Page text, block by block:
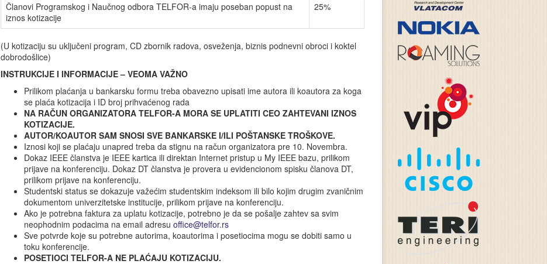
Članovi Programskog i Naučnog odbora TELFOR-a imaju poseban popust na
iznos kotizacije
25%
(U kotizaciju su uključeni program, CD zbornik radova, osveženja, biznis podnevni obroci i koktel
dobrodošlice)
INSTRUKCIJE I INFORMACIJE – VEOMA VAŽNO
Prilikom plaćanja u bankarsku formu treba obavezno upisati ime autora ili koautora za koga
se plaća kotizacija i ID broj prihvaćenog rada
NA RAČUN ORGANIZATORA TELFOR-A MORA SE UPLATITI CEO ZAHTEVANI IZNOS
KOTIZACIJE.
AUTOR/KOAUTOR SAM SNOSI SVE BANKARSKE I/ILI POŠTANSKE TROŠKOVE.
Iznosi koji se plaćaju unapred treba da stignu na račun organizatora pre 10. Novembra.
Dokaz IEEE članstva je IEEE kartica ili direktan Internet pristup u My IEEE bazu, prilikom
prijave na konferenciju. Dokaz DT članstva je provera u evidencionom spisku članova DT,
prilikom prijave na konferenciju.
Studentski status se dokazuje važećim studentskim indeksom ili bilo kojim drugim zvaničnim
dokumentom univerzitetske institucije, prilikom prijave na konferenciju.
Ako je potrebna faktura za uplatu kotizacije, potrebno je da se pošalje zahtev sa svim
neophodnim podacima na email adresu office@telfor.rs
Sve potvrde koje su potrebne autorima, koautorima i posetiocima mogu se dobiti samo u
toku konferencije.
POSETIOCI TELFOR-A NE PLAĆAJU KOTIZACIJU.